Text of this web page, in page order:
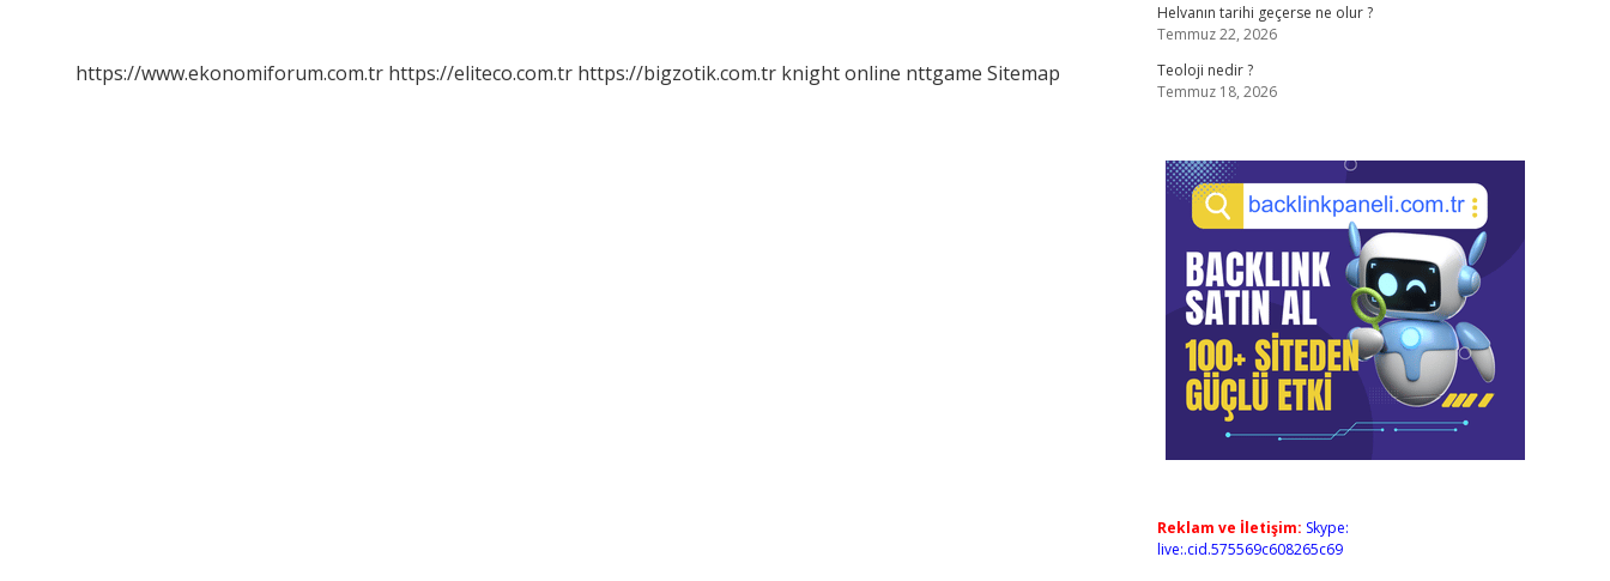
https://www.ekonomiforum.com.tr https://eliteco.com.tr https://bigzotik.com.tr knight online nttgame Sitemap
Helvanın tarihi geçerse ne olur ?
Temmuz 22, 2026
Teoloji nedir ?
Temmuz 18, 2026
Reklam ve İletişim: Skype:
live:.cid.575569c608265c69